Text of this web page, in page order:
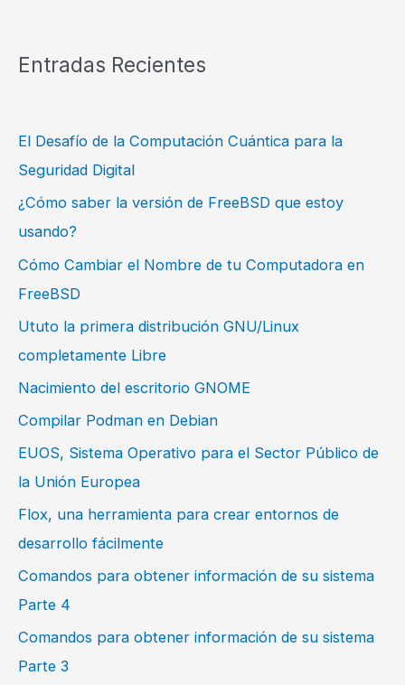
Entradas Recientes
El Desafío de la Computación Cuántica para la
Seguridad Digital
¿Cómo saber la versión de FreeBSD que estoy
usando?
Cómo Cambiar el Nombre de tu Computadora en
FreeBSD
Ututo la primera distribución GNU/Linux
completamente Libre
Nacimiento del escritorio GNOME
Compilar Podman en Debian
EUOS, Sistema Operativo para el Sector Público de
la Unión Europea
Flox, una herramienta para crear entornos de
desarrollo fácilmente
Comandos para obtener información de su sistema
Parte 4
Comandos para obtener información de su sistema
Parte 3